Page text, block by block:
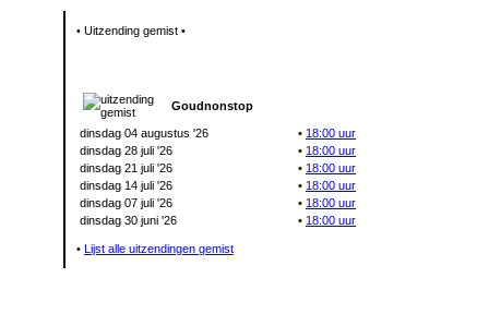
• Uitzending gemist •
Goudnonstop
dinsdag 04 augustus '26 • 18:00 uur
dinsdag 28 juli '26
• 18:00 uur
dinsdag 21 juli '26
• 18:00 uur
dinsdag 14 juli '26
• 18:00 uur
dinsdag 07 juli '26
• 18:00 uur
dinsdag 30 juni '26
• 18:00 uur
• Lijst alle uitzendingen gemist